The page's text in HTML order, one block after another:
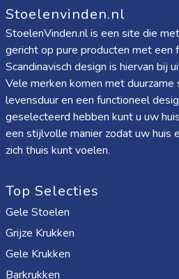
Stoelenvinden.nl
StoelenVinden.nl is een site die
gericht op pure producten met een
Scandinavisch design is hiervan bij
Vele merken komen met
levensduur en een functioneel
geselecteerd hebben kunt u uw
een stijlvolle manier zodat uw huis
zich thuis kunt voelen.
Top Selecties
Gele Stoelen
Grijze Krukken
Gele Krukken
Barkrukken